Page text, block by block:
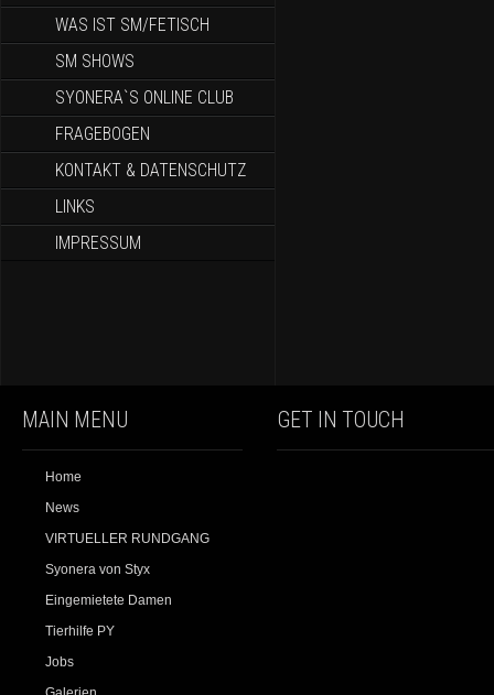
WAS IST SM/FETISCH
SM SHOWS
SYONERA`S ONLINE CLUB
FRAGEBOGEN
KONTAKT & DATENSCHUTZ
LINKS
IMPRESSUM
MAIN MENU
Home
News
VIRTUELLER RUNDGANG
Syonera von Styx
Eingemietete Damen
Tierhilfe PY
Jobs
GET IN TOUCH